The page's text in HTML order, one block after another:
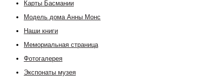
Карты Басмании
Модель дома Анны Монс
Наши книги
Мемориальная страница
Фотогалерея
Экспонаты музея